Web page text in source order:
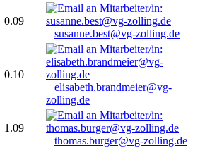
0.09
susanne.best@vg-zolling.de
0.10
elisabeth.brandmeier@vg-
zolling.de
1.09
thomas.burger@vg-zolling.de